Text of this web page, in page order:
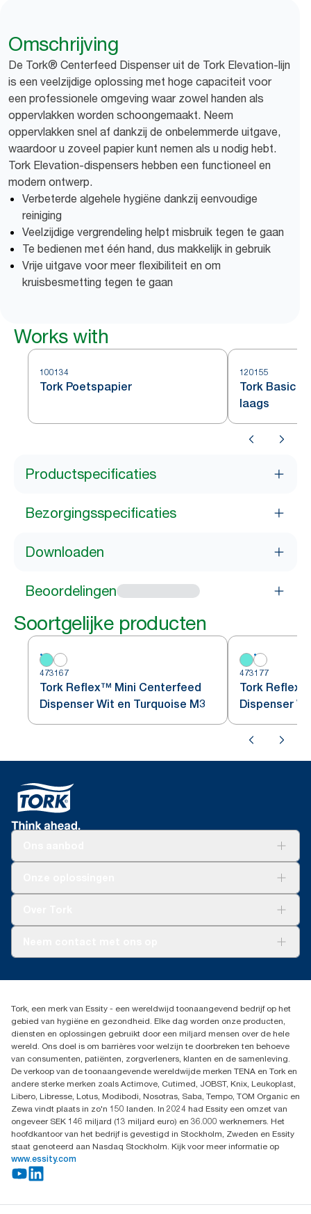
Omschrijving
De Tork® Centerfeed Dispenser uit de Tork Elevation-lijn
is een veelzijdige oplossing met hoge capaciteit voor
een professionele omgeving waar zowel handen als
oppervlakken worden schoongemaakt. Neem
oppervlakken snel af dankzij de onbelemmerde uitgave,
waardoor u zoveel papier kunt nemen als u nodig hebt.
Tork Elevation-dispensers hebben een functioneel en
modern ontwerp.
Verbeterde algehele hygiëne dankzij eenvoudige
reiniging
Veelzijdige vergrendeling helpt misbruik tegen te gaan
Te bedienen met één hand, dus makkelijk in gebruik
Vrije uitgave voor meer flexibiliteit en om
kruisbesmetting tegen te gaan
Works with
100134
Tork Poetspapier
120155
Tork Basic
laags
Productspecificaties
Bezorgingsspecificaties
Downloaden
Beoordelingen
Soortgelijke producten
473167
Tork Reflex™ Mini Centerfeed
Dispenser Wit en Turquoise M3
473177
Tork
Dispenser
Dispenserklacht
02 766 05 30
Essity Belgium NV
Berkenlaan 8B
1831 MACHELEN
Tork, een merk van Essity - een wereldwijd toonaangevend bedrijf op het
gebied van hygiëne en gezondheid. Elke dag worden onze producten,
diensten en oplossingen gebruikt door een miljard mensen over de hele
wereld. Ons doel is om barrières voor welzijn te doorbreken ten behoeve
van consumenten, patiënten, zorgverleners, klanten en de samenleving.
De verkoop van de toonaangevende wereldwijde merken TENA en Tork en
andere sterke merken zoals Actimove, Cutimed, JOBST, Knix, Leukoplast,
Libero, Libresse, Lotus, Modibodi, Nosotras, Saba, Tempo, TOM Organic en
Zewa vindt plaats in zo'n 150 landen. In 2024 had Essity een omzet van
ongeveer SEK 146 miljard (13 miljard euro) en 36.000 werknemers. Het
hoofdkantoor van het bedrijf is gevestigd in Stockholm, Zweden en Essity
staat genoteerd aan Nasdaq Stockholm. Kijk voor meer informatie op
www.essity.com